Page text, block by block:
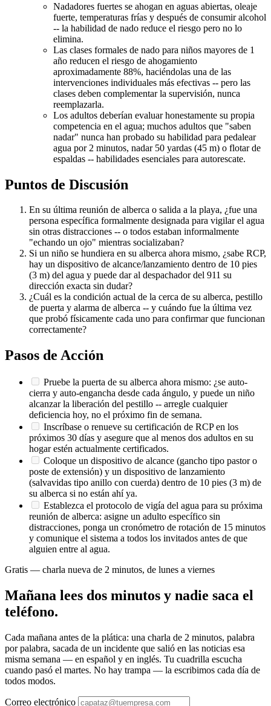
Nadadores fuertes se ahogan en aguas abiertas, oleaje
fuerte, temperaturas frías y después de consumir alcohol
-- la habilidad de nado reduce el riesgo pero no lo
elimina.
Las clases formales de nado para niños mayores de 1
año reducen el riesgo de ahogamiento
aproximadamente 88%, haciéndolas una de las
intervenciones individuales más efectivas -- pero las
clases deben complementar la supervisión, nunca
reemplazarla.
Los adultos deberían evaluar honestamente su propia
competencia en el agua; muchos adultos que "saben
nadar" nunca han probado su habilidad para pedalear
agua por 2 minutos, nadar 50 yardas (45 m) o flotar de
espaldas -- habilidades esenciales para autorescate.
Puntos de Discusión
En su última reunión de alberca o salida a la playa, ¿fue una
persona específica formalmente designada para vigilar el agua
sin otras distracciones -- o todos estaban informalmente
"echando un ojo" mientras socializaban?
Si un niño se hundiera en su alberca ahora mismo, ¿sabe RCP,
hay un dispositivo de alcance/lanzamiento dentro de 10 pies
(3 m) del agua y puede dar al despachador del 911 su
dirección exacta sin dudar?
¿Cuál es la condición actual de la cerca de su alberca, pestillo
de puerta y alarma de alberca -- y cuándo fue la última vez
que probó físicamente cada uno para confirmar que funcionan
correctamente?
Pasos de Acción
Pruebe la puerta de su alberca ahora mismo: ¿se auto-
cierra y auto-engancha desde cada ángulo, y puede un niño
alcanzar la liberación del pestillo -- arregle cualquier
deficiencia hoy, no el próximo fin de semana.
Inscríbase o renueve su certificación de RCP en los
próximos 30 días y asegure que al menos dos adultos en su
hogar estén actualmente certificados.
Coloque un dispositivo de alcance (gancho tipo pastor o
poste de extensión) y un dispositivo de lanzamiento
(salvavidas tipo anillo con cuerda) dentro de 10 pies (3 m) de
su alberca si no están ahí ya.
Establezca el protocolo de vigía del agua para su próxima
reunión de alberca: asigne un adulto específico sin
distracciones, ponga un cronómetro de rotación de 15 minutos
y comunique el sistema a todos los invitados antes de que
alguien entre al agua.
Gratis — charla nueva de 2 minutos, de lunes a viernes
Mañana lees dos minutos y nadie saca el
teléfono.
Cada mañana antes de la plática: una charla de 2 minutos, palabra
por palabra, sacada de un incidente que salió en las noticias esa
misma semana — en español y en inglés. Tu cuadrilla escucha
cuando pasó el martes. No hay trampa — la escribimos cada día de
todos modos.
Correo electrónico